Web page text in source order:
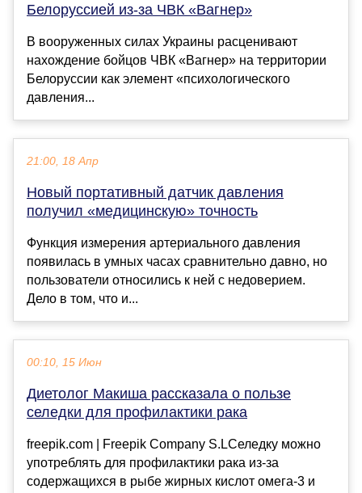
Белоруссией из-за ЧВК «Вагнер»
В вооруженных силах Украины расценивают
нахождение бойцов ЧВК «Вагнер» на территории
Белоруссии как элемент «психологического
давления...
21:00, 18 Апр
Новый портативный датчик давления
получил «медицинскую» точность
Функция измерения артериального давления
появилась в умных часах сравнительно давно, но
пользователи относились к ней с недоверием.
Дело в том, что и...
00:10, 15 Июн
Диетолог Макиша рассказала о пользе
селедки для профилактики рака
freepik.com | Freepik Company S.LСеледку можно
употреблять для профилактики рака из-за
содержащихся в рыбе жирных кислот омега-3 и